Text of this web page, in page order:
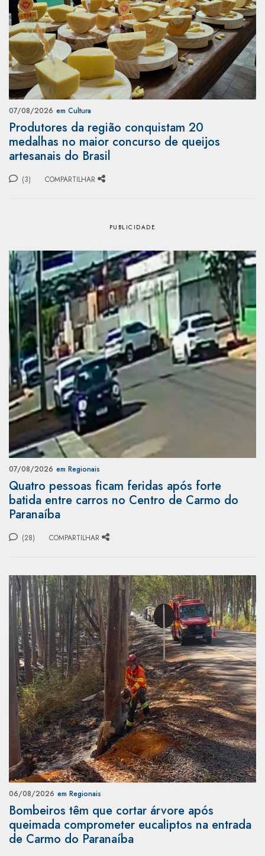
07/08/2026 em Cultura
Produtores da região conquistam 20
medalhas no maior concurso de queijos
artesanais do Brasil
(3) COMPARTILHAR
07/08/2026 em Regionais
Quatro pessoas ficam feridas após forte
batida entre carros no Centro de Carmo do
Paranaíba
(28) COMPARTILHAR
06/08/2026 em Regionais
Bombeiros têm que cortar árvore após
queimada comprometer eucaliptos na entrada
de Carmo do Paranaíba